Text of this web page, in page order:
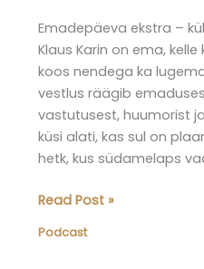
Emadepäeva ekstra –
Klaus Karin on ema,
koos nendega ka
vestlus räägib
vastutusest, huumorist
küsi alati, kas sul on
hetk, kus südamelaps
Elu50pluss
osa
Read Post »
Podcast